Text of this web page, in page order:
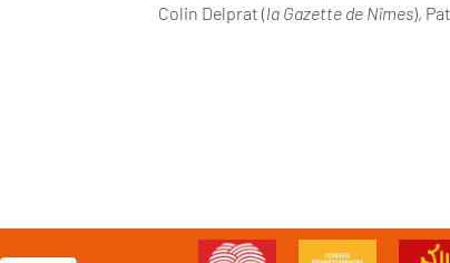
Colin Delprat (la Gazette de Nîmes),